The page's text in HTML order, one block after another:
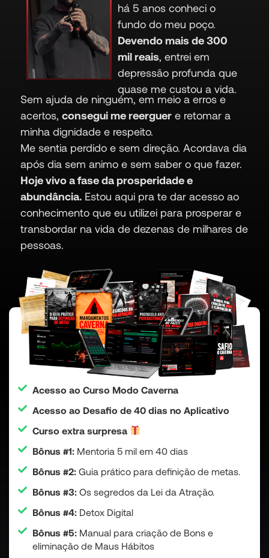
há 5 anos conheci o
fundo do meu poço.
Devendo mais de 300
mil reais, entrei em
depressão profunda que
quase me custou a vida.
Sem ajuda de ninguém, em meio a erros e
acertos, consegui me reerguer e retomar a
minha dignidade e respeito.
Me sentia perdido e sem direção. Acordava dia
após dia sem animo e sem saber o que fazer.
Hoje vivo a fase da prosperidade e
abundância. Estou aqui pra te dar acesso ao
conhecimento que eu utilizei para prosperar e
transbordar na vida de dezenas de milhares de
pessoas.
Acesso ao Curso Modo Caverna
Acesso ao Desafio de 40 dias no Aplicativo
Curso extra surpresa
Bônus #1:Mentoria 5 mil em 40 dias
Bônus #2: Guia prático para definição de metas.
Bônus #3:Os segredos da Lei da Atração.
Bônus #4:Detox Digital
Bônus #5: Manual para criação de Bons e
eliminação de Maus Hábitos